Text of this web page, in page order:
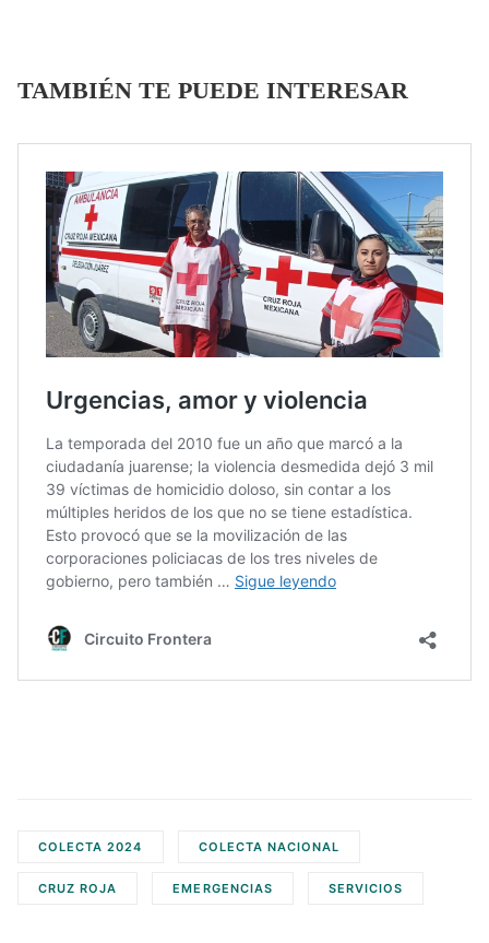
TAMBIÉN TE PUEDE INTERESAR
COLECTA 2024 COLECTA NACIONAL
CRUZ ROJA EMERGENCIAS SERVICIOS